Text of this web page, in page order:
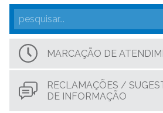
MARCAÇÃO DE
RECLAMAÇÕES /
DE INFORMAÇÃO